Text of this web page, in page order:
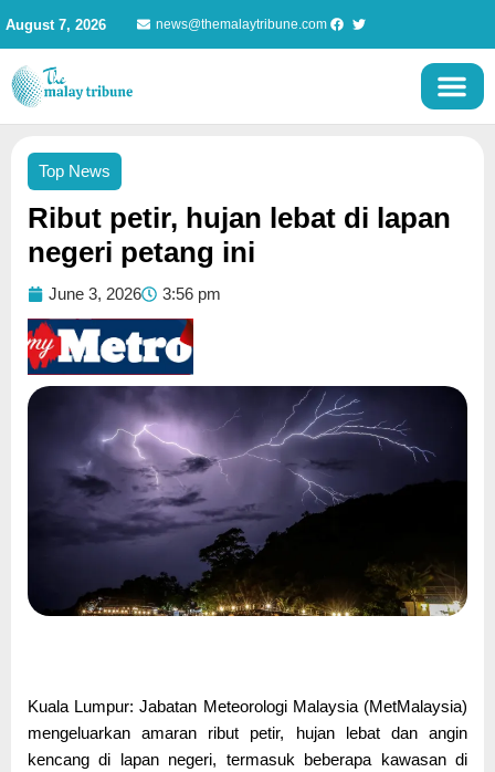
content
August 7, 2026 news@themalaytribune.com
Top News
Ribut petir, hujan lebat di lapan
negeri petang ini
June 3, 2026 3:56 pm
Kuala Lumpur: Jabatan Meteorologi Malaysia (MetMalaysia)
mengeluarkan amaran ribut petir, hujan lebat dan angin
kencang di lapan negeri, termasuk beberapa kawasan di